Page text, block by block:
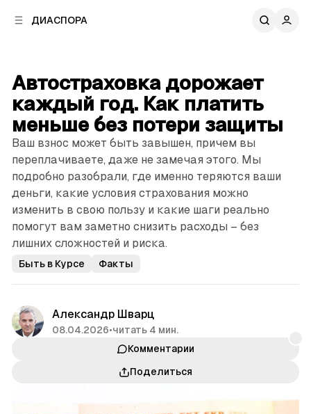
ДИАСПОРА
Автостраховка дорожает
каждый год. Как платить
меньше без потери защиты
Ваш взнос может быть завышен, причем вы
переплачиваете, даже не замечая этого. Мы
подробно разобрали, где именно теряются ваши
деньги, какие условия страхования можно
изменить в свою пользу и какие шаги реально
помогут вам заметно ­снизить расходы – без
лишних сложностей и риска.
Быть в Курсе Факты
Александр Шварц
08.04.2026•читать 4 мин.
Комментарии
Поделиться